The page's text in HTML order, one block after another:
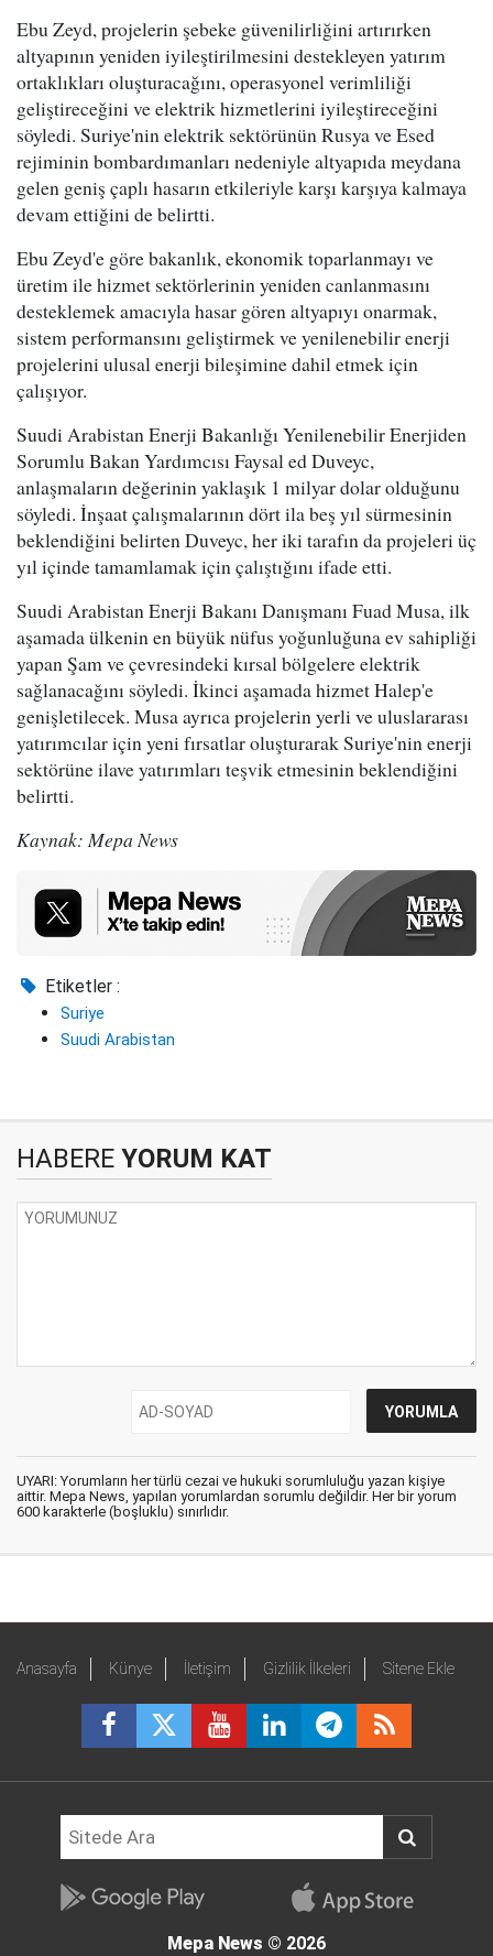
Ebu Zeyd, projelerin şebeke güvenilirliğini artırırken
altyapının yeniden iyileştirilmesini destekleyen yatırım
ortaklıkları oluşturacağını, operasyonel verimliliği
geliştireceğini ve elektrik hizmetlerini iyileştireceğini
söyledi. Suriye'nin elektrik sektörünün Rusya ve Esed
rejiminin bombardımanları nedeniyle altyapıda meydana
gelen geniş çaplı hasarın etkileriyle karşı karşıya kalmaya
devam ettiğini de belirtti.
Ebu Zeyd'e göre bakanlık, ekonomik toparlanmayı ve
üretim ile hizmet sektörlerinin yeniden canlanmasını
desteklemek amacıyla hasar gören altyapıyı onarmak,
sistem performansını geliştirmek ve yenilenebilir enerji
projelerini ulusal enerji bileşimine dahil etmek için
çalışıyor.
Suudi Arabistan Enerji Bakanlığı Yenilenebilir Enerjiden
Sorumlu Bakan Yardımcısı Faysal ed Duveyc,
anlaşmaların değerinin yaklaşık 1 milyar dolar olduğunu
söyledi. İnşaat çalışmalarının dört ila beş yıl sürmesinin
beklendiğini belirten Duveyc, her iki tarafın da projeleri üç
yıl içinde tamamlamak için çalıştığını ifade etti.
Suudi Arabistan Enerji Bakanı Danışmanı Fuad Musa, ilk
aşamada ülkenin en büyük nüfus yoğunluğuna ev sahipliği
yapan Şam ve çevresindeki kırsal bölgelere elektrik
sağlanacağını söyledi. İkinci aşamada hizmet Halep'e
genişletilecek. Musa ayrıca projelerin yerli ve uluslararası
yatırımcılar için yeni fırsatlar oluşturarak Suriye'nin enerji
sektörüne ilave yatırımları teşvik etmesinin beklendiğini
belirtti.
Kaynak: Mepa News
Etiketler :
Suriye
Suudi Arabistan
HABERE YORUM KAT
UYARI: Yorumların her türlü cezai ve hukuki sorumluluğu yazan kişiye
aittir. Mepa News, yapılan yorumlardan sorumlu değildir. Her bir yorum
600 karakterle (boşluklu) sınırlıdır.
Anasayfa Künye İletişim Gizlilik İlkeleri Sitene Ekle
Mepa News © 2026